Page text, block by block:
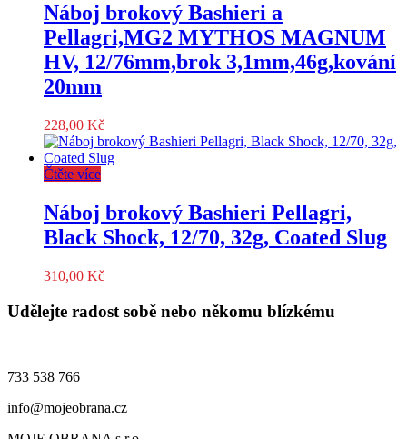
Náboj brokový Bashieri a
Pellagri,MG2 MYTHOS MAGNUM
HV, 12/76mm,brok 3,1mm,46g,kování
20mm
228,00 Kč
Čtěte více
Náboj brokový Bashieri Pellagri,
Black Shock, 12/70, 32g, Coated Slug
310,00 Kč
Udělejte radost sobě nebo někomu blízkému
733 538 766
info@mojeobrana.cz